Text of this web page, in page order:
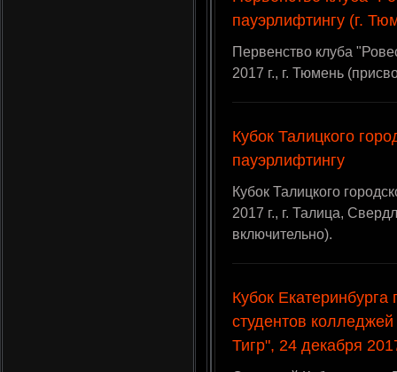
пауэрлифтингу (г.
Первенство клуба
2017 г., г. Тюмень
Кубок Талицкого
пауэрлифтингу
Кубок Талицкого
2017 г., г. Талица,
включительно).
Кубок
студентов
Тигр", 24 декабря